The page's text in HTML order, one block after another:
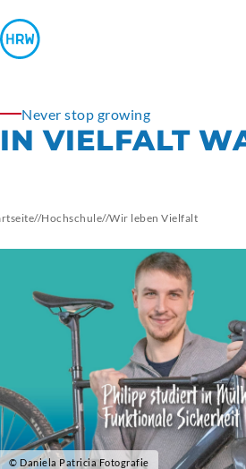
Never stop growing
IN VIELFALT
//Hochschule//Wir leben Vielfalt
© Daniela Patricia Fotografie